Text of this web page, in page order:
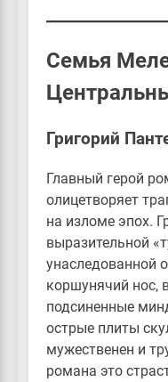
Семья
Григорий
Главный герой
олицетворяет
на изломе эпох.
выразительной
унаследованной
коршунячий нос,
подсиненные
острые плиты
мужественен и
романа это